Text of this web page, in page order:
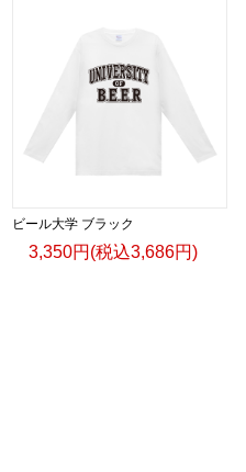
ビール大学 ブラック
3,350円(税込3,686円)